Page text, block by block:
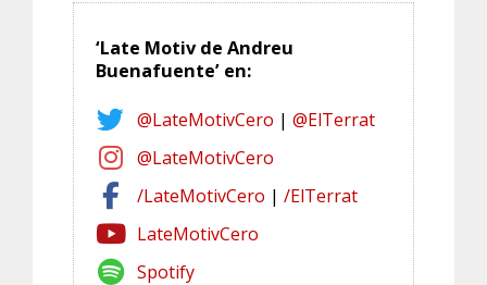
‘Late Motiv de Andreu
Buenafuente’ en:
@LateMotivCero | @ElTerrat
@LateMotivCero
/LateMotivCero | /ElTerrat
LateMotivCero
Spotify